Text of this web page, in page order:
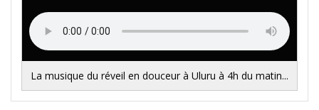
La musique du réveil en douceur à Uluru à 4h du matin...